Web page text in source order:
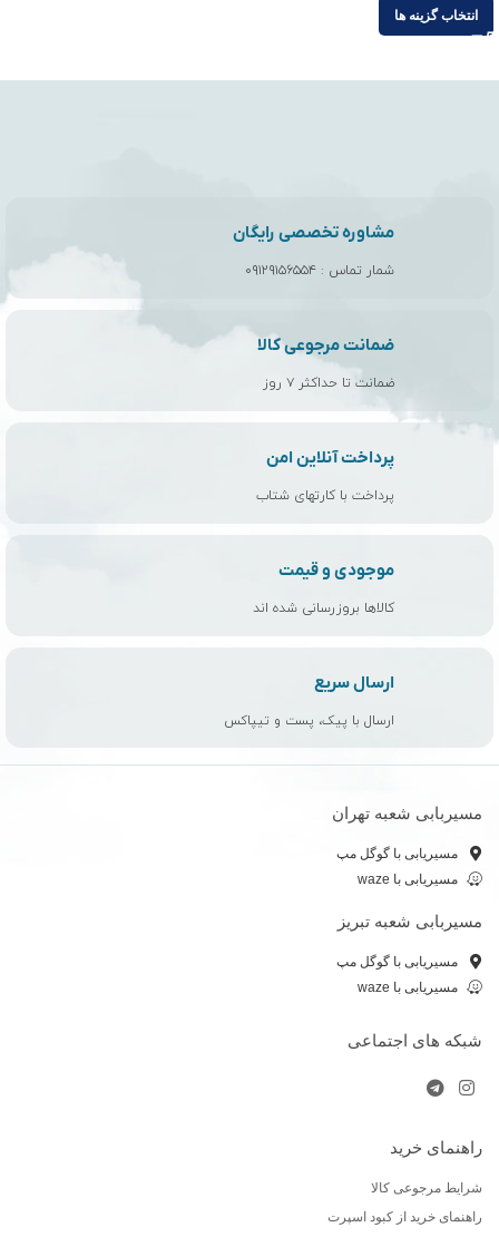
انتخاب گزینه ها
مشاوره تخصصی رایگان
شمار تماس : ۰۹۱۲۹۱۵۶۵۵۴
ضمانت مرجوعی کالا
ضمانت تا حداکثر ۷ روز
پرداخت آنلاین امن
پرداخت با کارتهای شتاب
موجودی و قیمت
کالاها بروزرسانی شده اند
ارسال سریع
ارسال با پیک، پست و تیپاکس
مسیربابی شعبه تهران
مسیریابی با گوگل مپ
مسیریابی با waze
مسیربابی شعبه تبریز
مسیریابی با گوگل مپ
مسیریابی با waze
شبکه های اجتماعی
راهنمای خرید
شرایط مرجوعی کالا
راهنمای خرید از کبود اسپرت